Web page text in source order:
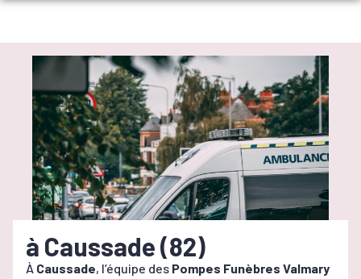
Aller
contenu
ORGANISER DES OBSÈQUES
PRÉVOIR SES OBSÈQUES
SERVICES AUX FAMILLES
MARBRERIE FUNÉRAIRE
ARTICLES FUNÉRAIRES
NOS FLEURS
NOS AGENCES
AGENCE MOLIÈRES
AGENCE CAUSSADE
VISITE VIRTUELLE
NOTRE CHAMBRE FUNERAIRE
URGENCE DÉCÈS
BLOG
NOS ARTICLES
COMMANDER UNE PLAQUE FUNÉRAIRE EN LIGNE
à Caussade (82)
À Caussade, l’équipe des Pompes Funèbres Valmary